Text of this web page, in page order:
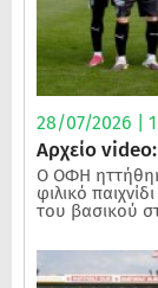
28/07/2026 |
Αρχείο
Ο ΟΦΗ
φιλικό
του βασικού